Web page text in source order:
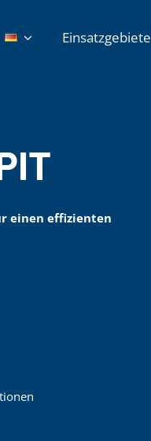
Einsatzgebiete
einen effizienten